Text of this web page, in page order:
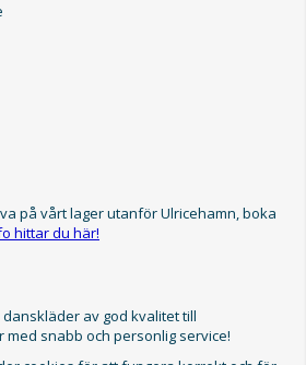
på vårt lager utanför Ulricehamn, boka
hittar du här!
av god kvalitet till
snabb och personlig service!